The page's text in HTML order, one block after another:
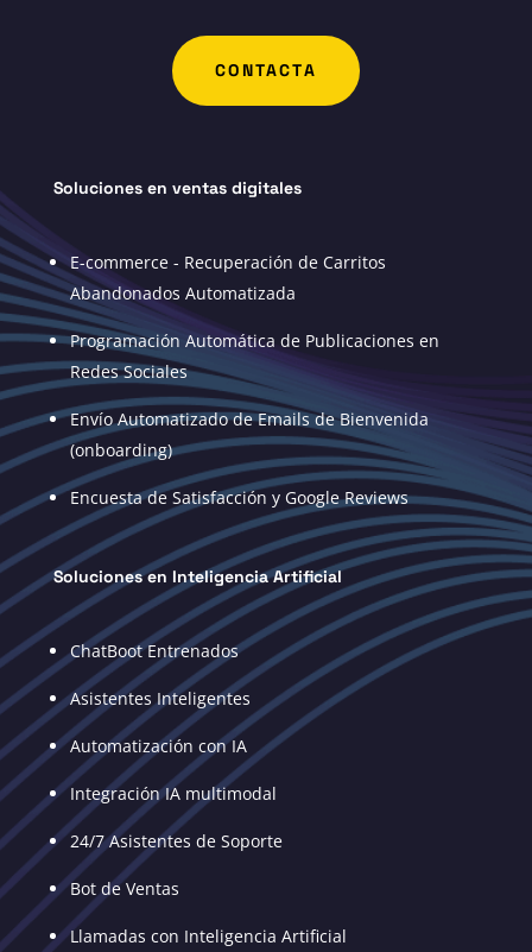
CONTACTA
Soluciones en ventas digitales
E-commerce - Recuperación de Carritos
Abandonados Automatizada
Programación Automática de Publicaciones en
Redes Sociales
Envío Automatizado de Emails de Bienvenida
(onboarding)
Encuesta de Satisfacción y Google Reviews
Soluciones en Inteligencia Artificial
ChatBoot Entrenados
Asistentes Inteligentes
Automatización con IA
Integración IA multimodal
24/7 Asistentes de Soporte
Bot de Ventas
Llamadas con Inteligencia Artificial